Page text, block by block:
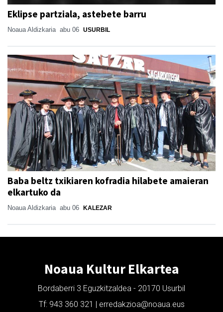
Eklipse partziala, astebete barru
Noaua Aldizkaria abu 06 USURBIL
Baba beltz txikiaren kofradia hilabete amaieran
elkartuko da
Noaua Aldizkaria abu 06 KALEZAR
Noaua Kultur Elkartea
Bordaberri 3 Eguzkitzaldea - 20170 Usurbil
Tf: 943 360 321 | erredakzioa@noaua.eus